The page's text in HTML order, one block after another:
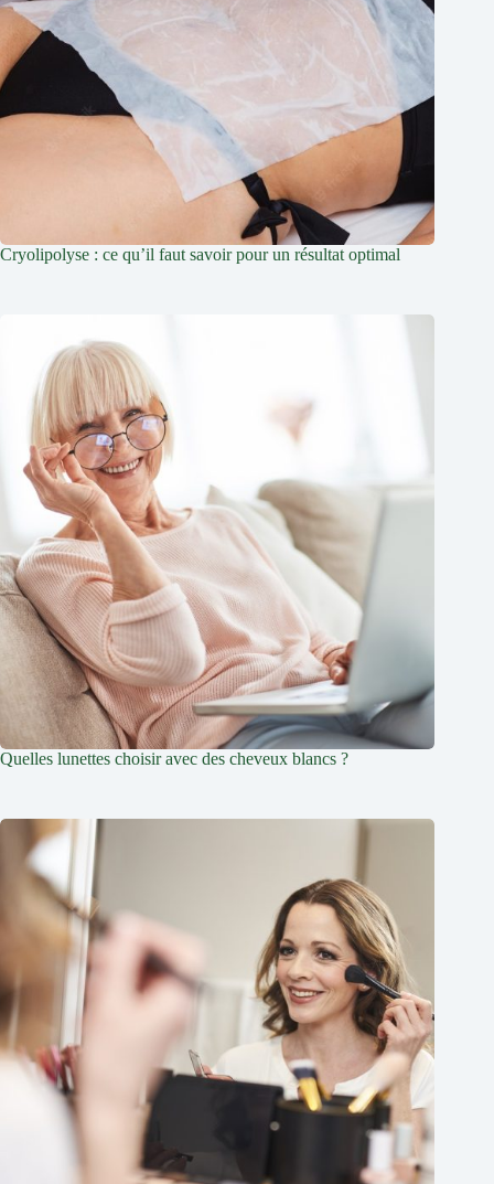
Cryolipolyse : ce qu’il faut savoir pour un résultat optimal
Quelles lunettes choisir avec des cheveux blancs ?